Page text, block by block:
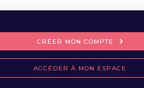
CRÉER MON COMPTE
ACCÉDER À MON ESPACE